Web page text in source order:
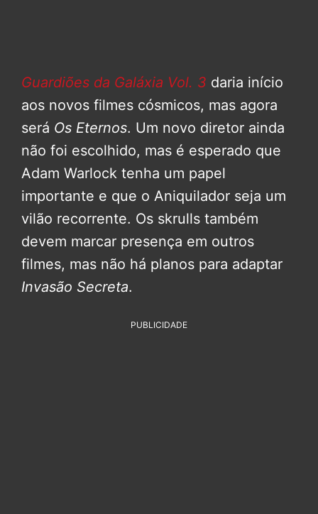
Guardiões da Galáxia Vol. 3 daria início
aos novos filmes cósmicos, mas agora
será Os Eternos. Um novo diretor ainda
não foi escolhido, mas é esperado que
Adam Warlock tenha um papel
importante e que o Aniquilador seja um
vilão recorrente. Os skrulls também
devem marcar presença em outros
filmes, mas não há planos para adaptar
Invasão Secreta.
PUBLICIDADE